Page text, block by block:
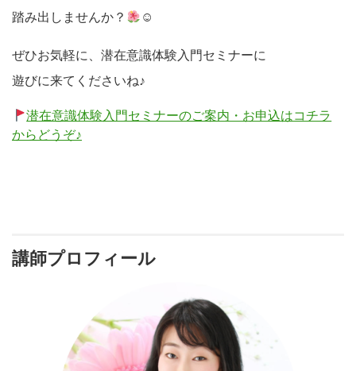
踏み出しませんか？ ☺
ぜひお気軽に、潜在意識体験入門セミナーに
遊びに来てくださいね♪
潜在意識体験入門セミナーのご案内・お申込はコチラ
からどうぞ♪
講師プロフィール